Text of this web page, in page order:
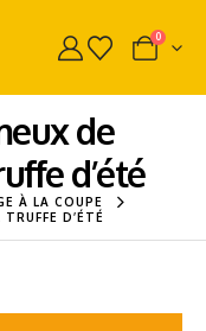
0
de
d’été
À LA COUPE
D’ÉTÉ